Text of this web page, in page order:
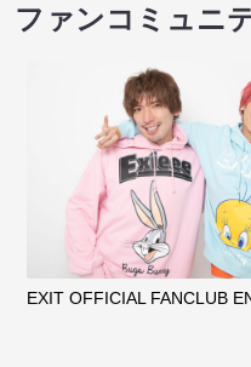
ファンコミュニ
EXIT OFFICIAL FANCLUB